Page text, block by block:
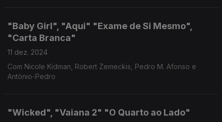
"Baby Girl", "Aqui" "Exame de Si Mesmo",
"Carta Branca"
11 dez. 2024
Com Nicole Kidman, Robert Zemeckis, Pedro M. Afonso e
António-Pedro
"Wicked", "Vaiana 2" "O Quarto ao Lado"